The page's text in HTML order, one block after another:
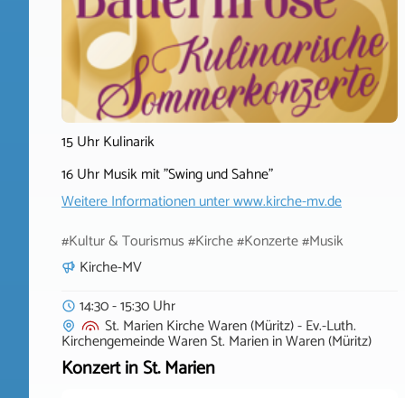
15 Uhr Kulinarik
16 Uhr Musik mit "Swing und Sahne"
Weitere Informationen unterwww.kirche-mv.de
#Kultur & Tourismus #Kirche #Konzerte #Musik
Kirche-MV
14:30 - 15:30 Uhr
St. Marien Kirche Waren (Müritz) - Ev.-Luth.
Kirchengemeinde Waren St. MarieninWaren (Müritz)
Konzert in St. Marien